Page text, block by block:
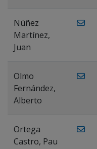
Núñez
Martínez,
Juan
Olmo
Fernández,
Alberto
Ortega
Castro, Pau